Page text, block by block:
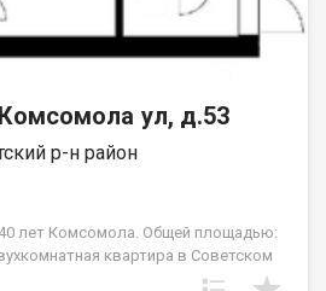
ул, д.53
р-н район
лет Комсомола. Общей площадью:
квартира в Советском
д. 53. Квартира расположена на